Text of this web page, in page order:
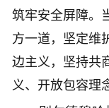
筑牢安全屏障。
方一道，坚定维
边主义，坚持共
义、开放包容理